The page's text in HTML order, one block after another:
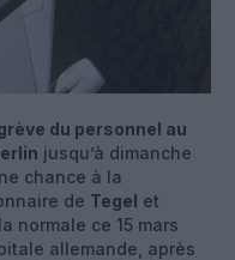
du personnel au
jusqu’à dimanche
chance à la
de Tegel et
normale ce 15 mars
allemande, après